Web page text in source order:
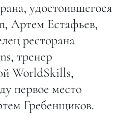
удостоившегося
Артем Естафьев,
ресторана
тренер
WorldSkills,
первое место
Гребенщиков.